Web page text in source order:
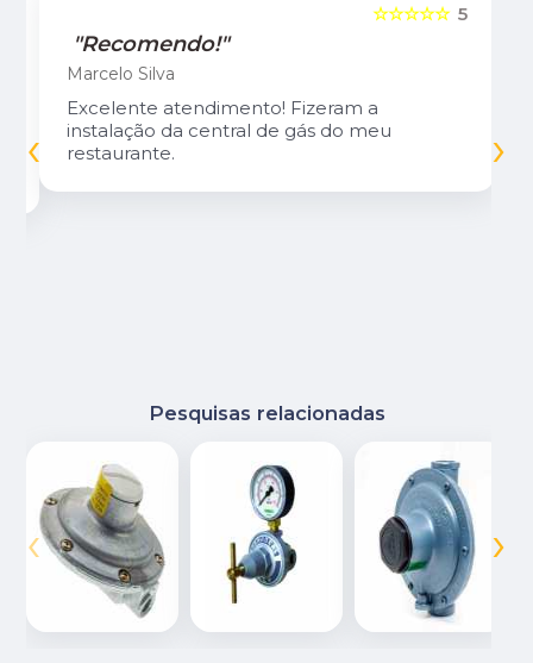
5
☆☆☆☆☆
"Recomendo!"
Marcelo Silva
Excelente atendimento! Fizeram a
instalação da central de gás do meu
restaurante.
‹ ›
Pesquisas relacionadas
‹ ›